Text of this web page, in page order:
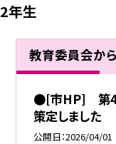
2年生
教育委員会か
●[市HP] 第4
策定しました
公開日 2026/04/01